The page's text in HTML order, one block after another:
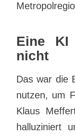
Eine
nicht
Das war die
nutzen, um
Klaus
halluziniert